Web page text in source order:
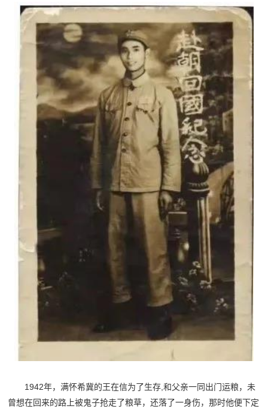
1942年，满怀希冀的王在信为了生存,和父亲一同出门运粮，未
曾想在回来的路上被鬼子抢走了粮草，还落了一身伤，那时他便下定